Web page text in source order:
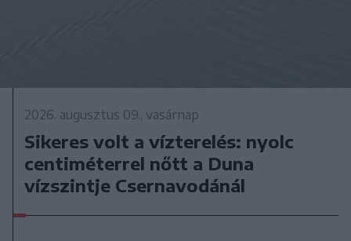
2026. augusztus 09., vasárnap
Sikeres volt a vízterelés: nyolc
centiméterrel nőtt a Duna
vízszintje Csernavodánál